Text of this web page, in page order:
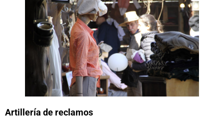
Artillería de reclamos